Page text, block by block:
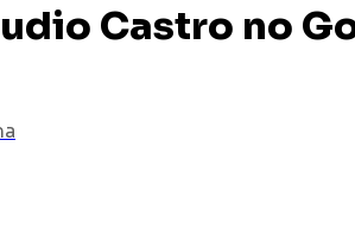
Castro no